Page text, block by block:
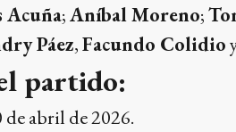
Acuña;Aníbal Moreno;
Páez,Facundo Colidio
partido:
de abril de 2026.